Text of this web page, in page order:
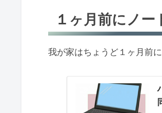
１ヶ月前にノ
我が家はちょうど１ヶ月前